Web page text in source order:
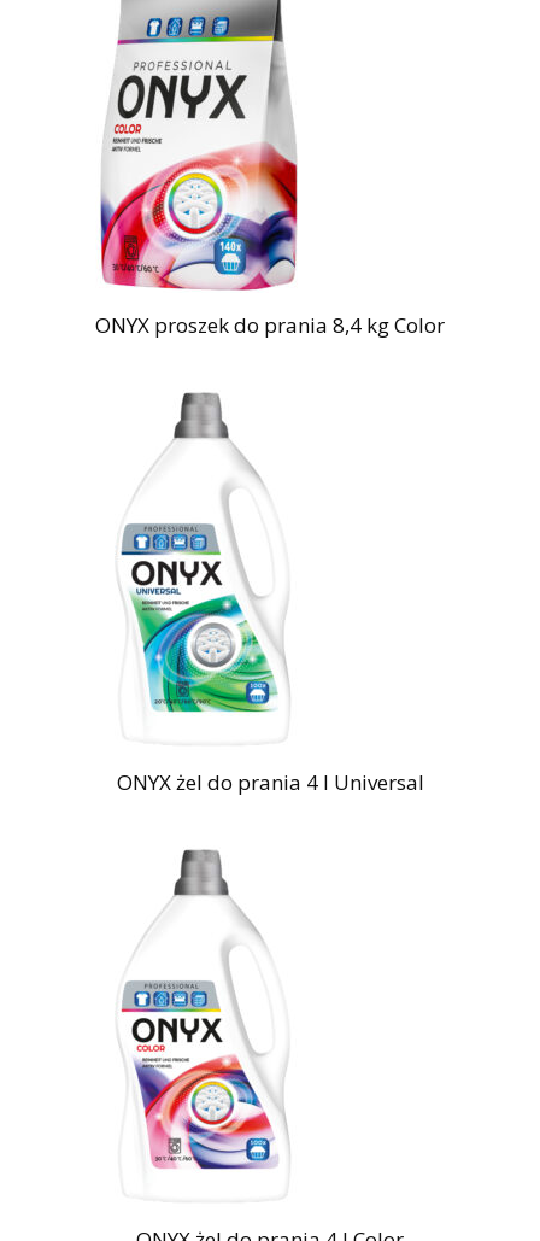
ONYX proszek do prania 8,4 kg Color
ONYX żel do prania 4 l Universal